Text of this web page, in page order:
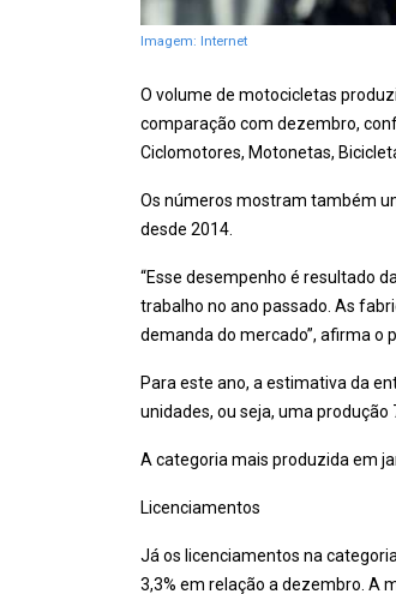
Imagem: Internet
O volume de motocicletas
comparação com dezembro,
Ciclomotores, Motonetas,
Os números mostram também
desde 2014.
“Esse desempenho é resultado
trabalho no ano passado. As
demanda do mercado”, afirma o
Para este ano, a estimativa da
unidades, ou seja, uma produção
A categoria mais produzida em
Licenciamentos
Já os licenciamentos na
3,3% em relação a dezembro. A